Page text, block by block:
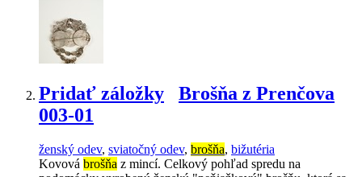
Pridať záložky
Brošňa z Prenčova
003-01
ženský odev, sviatočný odev, brošňa, bižutéria
Kovová brošňa z mincí. Celkový pohľad spredu na